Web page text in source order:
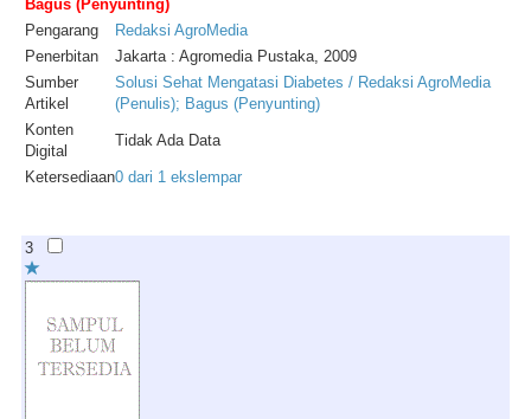
Bagus (Penyunting)
Pengarang
Redaksi AgroMedia
Penerbitan
Jakarta : Agromedia Pustaka, 2009
Sumber
Artikel
Solusi Sehat Mengatasi Diabetes / Redaksi AgroMedia
(Penulis); Bagus (Penyunting)
Konten
Digital
Tidak Ada Data
Ketersediaan0 dari 1 ekslempar
3